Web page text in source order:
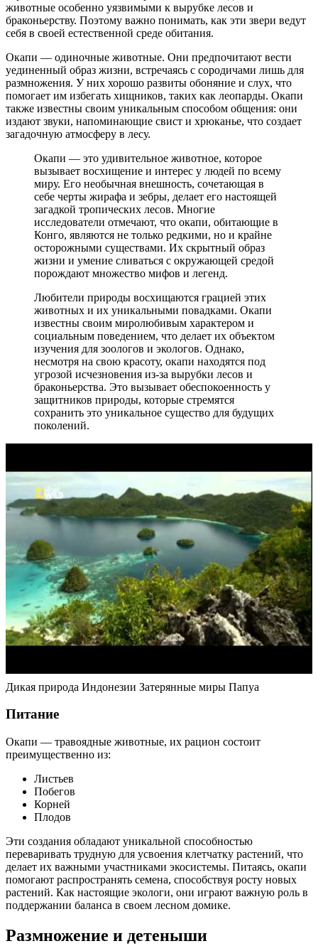
животные особенно уязвимыми к вырубке лесов и
браконьерству. Поэтому важно понимать, как эти звери ведут
себя в своей естественной среде обитания.
Окапи — одиночные животные. Они предпочитают вести
уединенный образ жизни, встречаясь с сородичами лишь для
размножения. У них хорошо развиты обоняние и слух, что
помогает им избегать хищников, таких как леопарды. Окапи
также известны своим уникальным способом общения: они
издают звуки, напоминающие свист и хрюканье, что создает
загадочную атмосферу в лесу.
Окапи — это удивительное животное, которое
вызывает восхищение и интерес у людей по всему
миру. Его необычная внешность, сочетающая в
себе черты жирафа и зебры, делает его настоящей
загадкой тропических лесов. Многие
исследователи отмечают, что окапи, обитающие в
Конго, являются не только редкими, но и крайне
осторожными существами. Их скрытный образ
жизни и умение сливаться с окружающей средой
порождают множество мифов и легенд.
Любители природы восхищаются грацией этих
животных и их уникальными повадками. Окапи
известны своим миролюбивым характером и
социальным поведением, что делает их объектом
изучения для зоологов и экологов. Однако,
несмотря на свою красоту, окапи находятся под
угрозой исчезновения из-за вырубки лесов и
браконьерства. Это вызывает обеспокоенность у
защитников природы, которые стремятся
сохранить это уникальное существо для будущих
поколений.
Дикая природа Индонезии Затерянные миры Папуа
Питание
Окапи — травоядные животные, их рацион состоит
преимущественно из:
Листьев
Побегов
Корней
Плодов
Эти создания обладают уникальной способностью
переваривать трудную для усвоения клетчатку растений, что
делает их важными участниками экосистемы. Питаясь, окапи
помогают распространять семена, способствуя росту новых
растений. Как настоящие экологи, они играют важную роль в
поддержании баланса в своем лесном домике.
Размножение и детеныши